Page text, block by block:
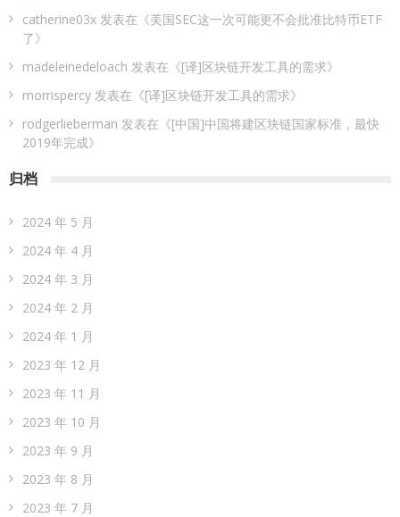
catherine03x 发表在《美国SEC这一次可能更不会批准比特币ETF
了》
madeleinedeloach 发表在《[译]区块链开发工具的需求》
morrispercy 发表在《[译]区块链开发工具的需求》
rodgerlieberman 发表在《[中国]中国将建区块链国家标准，最快
2019年完成》
归档
2024 年 5 月
2024 年 4 月
2024 年 3 月
2024 年 2 月
2024 年 1 月
2023 年 12 月
2023 年 11 月
2023 年 10 月
2023 年 9 月
2023 年 8 月
2023 年 7 月